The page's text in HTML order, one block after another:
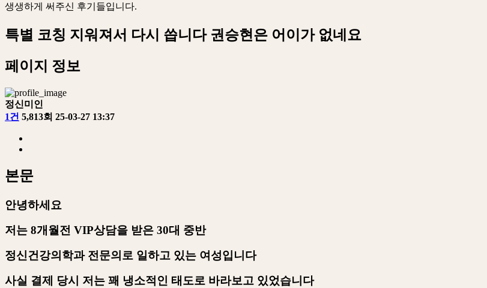
생생하게 써 주신 후기 들입니 다.
특별 코칭 지워져서 다시 씁니다 권승현은 어이가 없네요
페이지 정보
정신미인
1건 5,813회 25-03-27 13:37
본문
안녕하세요
저는 8개월전 VIP상담을 받은 30대 중반
정신건강의학과 전문의로 일하고 있는 여성입니다
사실 결제 당시 저는 꽤 냉소적인 태도로 바라보고 있었습니다